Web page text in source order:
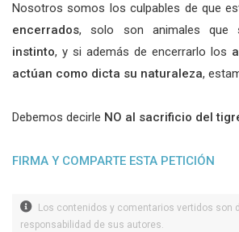
Nosotros somos los culpables de que
encerrados, solo son animales que
instinto, y si además de encerrarlo los
actúan como dicta su naturaleza,
Debemos decirle NO al sacrificio del
FIRMA Y COMPARTE ESTA PETICIÓN
Los contenidos y comentarios vertidos son
responsabilidad de sus autores.